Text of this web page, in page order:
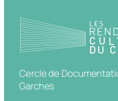
Cercle de
Garches